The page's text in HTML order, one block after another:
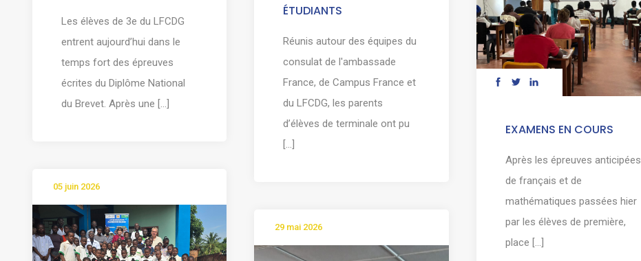
Les élèves de 3e du LFCDG
entrent aujourd’hui dans le
temps fort des épreuves
écrites du Diplôme National
du Brevet. Après une [...]
ÉTUDIANTS
Réunis autour des équipes du
consulat de l'ambassade
France, de Campus France et
du LFCDG, les parents
d’élèves de terminale ont pu
[...]
EXAMENS EN COURS
Après les épreuves anticipées
de français et de
mathématiques passées hier
par les élèves de première,
place [...]
05 juin 2026
29 mai 2026